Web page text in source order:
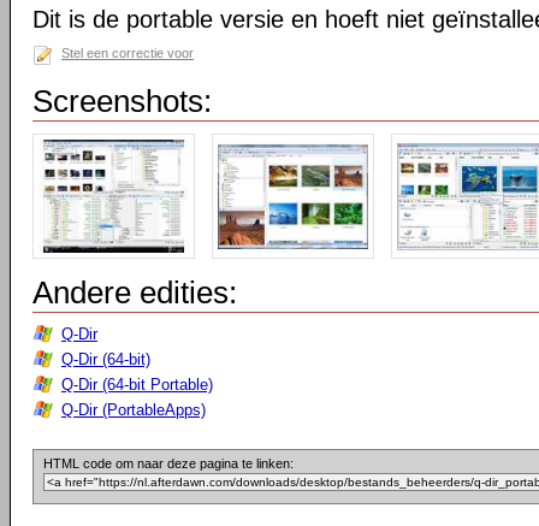
Dit is de portable versie en hoeft niet
Stel een correctie voor
Screenshots:
Andere edities:
Q-Dir
Q-Dir (64-bit)
Q-Dir (64-bit Portable)
Q-Dir (PortableApps)
HTML code om naar deze pagina te linken: